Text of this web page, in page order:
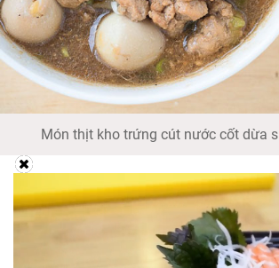
Món thịt kho trứng cút nước cốt dừa